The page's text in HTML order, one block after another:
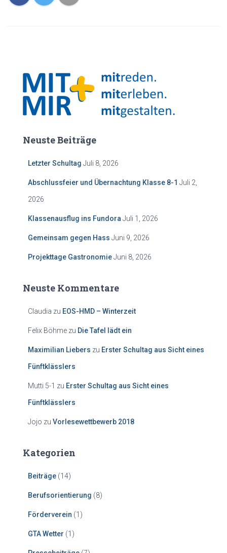
Neuste Beiträge
Letzter Schultag Juli 8, 2026
Abschlussfeier und Übernachtung Klasse 8-1 Juli 2,
2026
Klassenausflug ins Fundora Juli 1, 2026
Gemeinsam gegen Hass Juni 9, 2026
Projekttage GastronomieJuni 8, 2026
Neuste Kommentare
Claudia zu EOS-HMD – Winterzeit
Felix Böhme zu Die Tafel lädt ein
Maximilian Liebers zu Erster Schultag aus Sicht eines
Fünftklässlers
Mutti 5-1 zu Erster Schultag aus Sicht eines
Fünftklässlers
Jojo zu Vorlesewettbewerb 2018
Kategorien
Beiträge (14)
Berufsorientierung (8)
Förderverein (1)
GTA Wetter (1)